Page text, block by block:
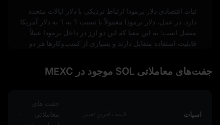
ثبات اقتصادی دلار برمودا ارتباط نزدیکی با دلار ایالات متحده
دارد. در عمل، دلار برمودا معمولاً با نسبت 1 به 1 به دلار آمریکا
متصل است؛ به این معنا که این دو ارز در داخل برمودا عملاً
قابلیت استفاده متقابل دارند و بسیاری از کسب‌وکارها هر دو
مرزهای برمودا، دلار برمودا به‌طور کلی مورد پذیرش قرار
نمی‌گیرد.
جزیره به همراه دارد. برای نمونه، تغییرات در نرخ‌های بهره یا
سیاست‌های اقتصادی ایالات متحده می‌تواند به‌طور مستقیم بر
جفت‌های معاملاتی SOL موجود در MEXC
اسپات قیمت آخرین تغییر
جفت‌ های
معاملاتی